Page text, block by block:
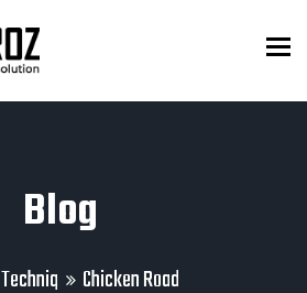
Blog
Techniq Chicken Road